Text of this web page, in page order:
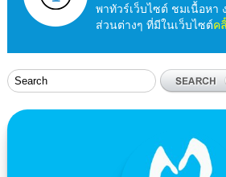
พาทัวร์เว็บไซต์ ชมเนื้อหา
ส่วนต่างๆ ที่มีในเว็บไซต์ค